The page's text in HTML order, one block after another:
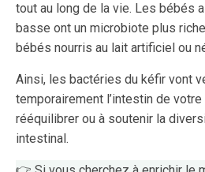
tout au long de la vie. Les bébés
basse ont un microbiote plus
bébés nourris au lait artificiel ou
Ainsi, les bactéries du kéfir vont
temporairement l’intestin de
rééquilibrer ou à soutenir la
intestinal.